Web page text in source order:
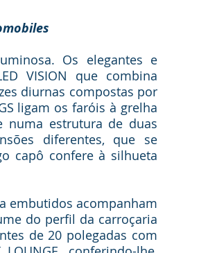
Os elegantes e
VISION que combina
diurnas compostas por
ligam os faróis à grelha
numa estrutura de duas
diferentes, que se
capô confere à silhueta
embutidos acompanham
do perfil da carroçaria
de 20 polegadas com